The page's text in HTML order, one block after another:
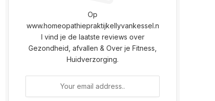
Op
www.homeopathiepraktijkellyvankessel.n
l vind je de laatste reviews over
Gezondheid, afvallen & Over je Fitness,
Huidverzorging.